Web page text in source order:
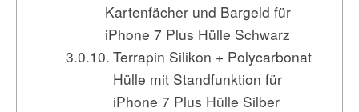
Kartenfächer und Bargeld für
iPhone 7 Plus Hülle Schwarz
Terrapin Silikon + Polycarbonat
Hülle mit Standfunktion für
iPhone 7 Plus Hülle Silber